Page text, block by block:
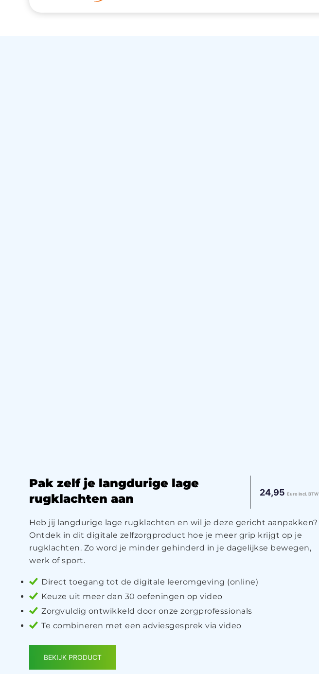
Pak zelf je langdurige lage
rugklachten aan
24,95 Euro incl. BTW
Heb jij langdurige lage rugklachten en wil je deze gericht aanpakken?
Ontdek in dit digitale zelfzorgproduct hoe je meer grip krijgt op je
rugklachten. Zo word je minder gehinderd in je dagelijkse bewegen,
werk of sport.
Direct toegang tot de digitale leeromgeving (online)
Keuze uit meer dan 30 oefeningen op video
Zorgvuldig ontwikkeld door onze zorgprofessionals
Te combineren met een adviesgesprek via video
BEKIJK PRODUCT